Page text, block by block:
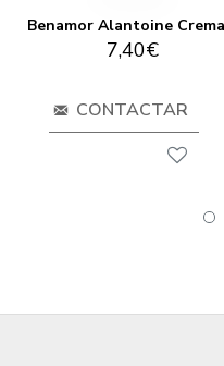
7,40€
CONTACTAR